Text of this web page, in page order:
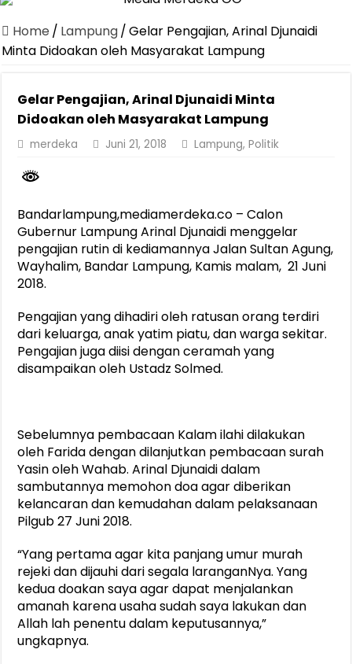
Canangkan Desa TAPIS dan Luncurkan Sekolah Lansia di
Pemprov Lampung Berhasil Kendalikan Inflasi, Jadi Provinsi
Dirut Jasa Raharja Dampingi Wamenhub Tinjau Penanganan
Pastikan Pelayanan Maksimal, Direksi Jasa Raharja Tinjau Korban
Dirut Jasa Raharja Dampingi Wamenhub Tinjau Penanganan
Jasa Raharja Jamin Seluruh Korban Kebakaran KM Mutiara
Gubernur Mirza Ajak IAI Darul Fattah Cetak SDM Adaptif
Purnama Wulan Sari Mirza Buka SiSeSa Roadshow Lampung
Home / Lampung/Gelar Pengajian, Arinal Djunaidi
Minta Didoakan oleh Masyarakat Lampung
Gelar Pengajian, Arinal Djunaidi Minta
Didoakan oleh Masyarakat Lampung
merdeka Juni 21, 2018 Lampung,Politik
Bandarlampung,mediamerdeka.co – Calon
Gubernur Lampung Arinal Djunaidi menggelar
pengajian rutin di kediamannya Jalan Sultan Agung,
Wayhalim, Bandar Lampung, Kamis malam, 21 Juni
2018.
Pengajian yang dihadiri oleh ratusan orang terdiri
dari keluarga, anak yatim piatu, dan warga sekitar.
Pengajian juga diisi dengan ceramah yang
disampaikan oleh Ustadz Solmed.
Sebelumnya pembacaan Kalam ilahi dilakukan
oleh Farida dengan dilanjutkan pembacaan surah
Yasin oleh Wahab. Arinal Djunaidi dalam
sambutannya memohon doa agar diberikan
kelancaran dan kemudahan dalam pelaksanaan
Pilgub 27 Juni 2018.
“Yang pertama agar kita panjang umur murah
rejeki dan dijauhi dari segala laranganNya. Yang
kedua doakan saya agar dapat menjalankan
amanah karena usaha sudah saya lakukan dan
Allah lah penentu dalam keputusannya,”
ungkapnya.